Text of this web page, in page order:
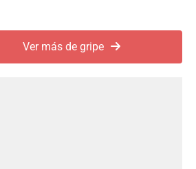
Ver más de gripe